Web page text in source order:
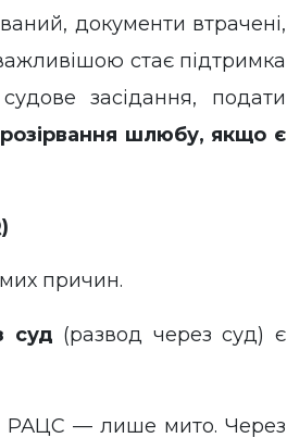
документи втрачені,
стає підтримка
засідання, подати
шлюбу, якщо є
причин.
суд (развод через суд) є
РАЦС — лише мито. Через